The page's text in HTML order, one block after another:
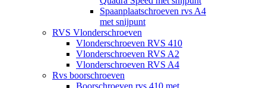
Spaanplaatschroeven rvs A4
met snijpunt
RVS Vlonderschroeven
Vlonderschroeven RVS 410
Vlonderschroeven RVS A2
Vlonderschroeven RVS A4
Rvs boorschroeven
Boorschroeven rvs 410 met